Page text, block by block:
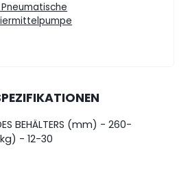
Pneumatische
BEHÄLTERS (mm) - 260-
- 12-30